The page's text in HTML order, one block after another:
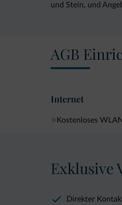
und Stein, und
AGB
Internet
Kostenloses
Exklusive
Direkter